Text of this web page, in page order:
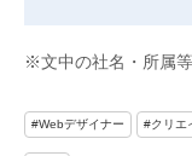
※文中の社名・所属
#Webデザイナー #クリエ